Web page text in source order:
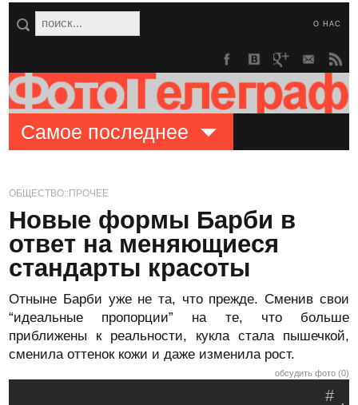
О НАС
Самое последнее
ОБЩЕСТВО::ПРОЧЕЕ
Новые формы Барби в
ответ на меняющиеся
стандарты красоты
Отныне Барби уже не та, что прежде. Сменив свои
“идеальные пропорции” на те, что больше
приближены к реальности, кукла стала пышечкой,
сменила оттенок кожи и даже изменила рост.
обсудить фото (0)
.
#